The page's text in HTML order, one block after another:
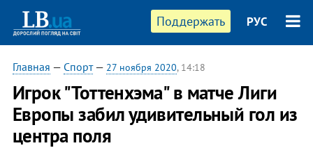
Поддержать РУС
Главная — Спорт— 27 ноября 2020, 14:18
Игрок "Тоттенхэма" в матче Лиги
Европы забил удивительный гол из
центра поля